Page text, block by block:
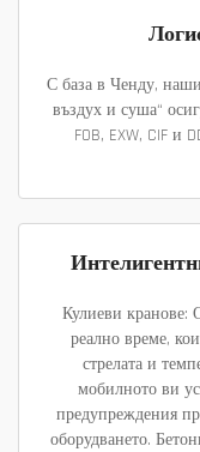
С база в Ченду,
въздух и суша“
FOB, EXW, CIF и
Кулиеви кранове:
реално време,
стрелата и
мобилното ви
предупреждения
оборудването.